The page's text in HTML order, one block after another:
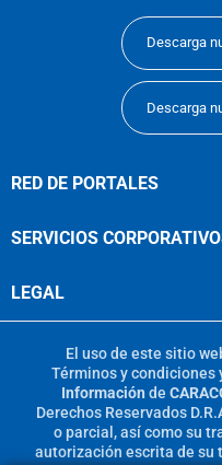
Descarga
Descarga
RED DE PORTALES
SERVICIOS
LEGAL
El uso de este sitio
Términos y condiciones
Información de
Derechos Reservados
o parcial, así como su
autorización escrita de su